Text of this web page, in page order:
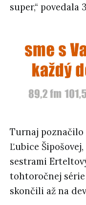
super,“ povedala
Turnaj poznačilo
Ľubice
sestrami
tohtoročnej série
skončili až na